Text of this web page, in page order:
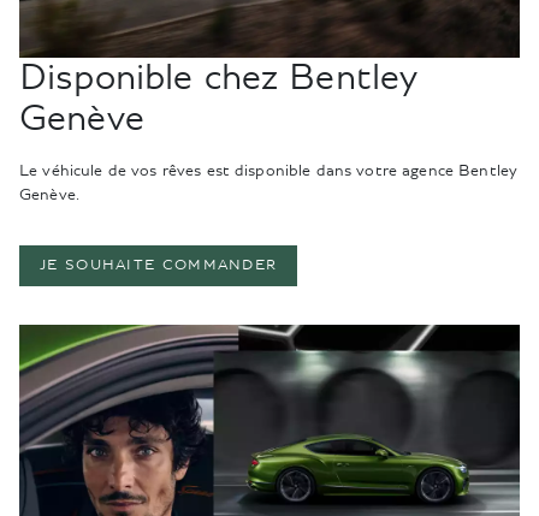
Disponible chez Bentley
Genève
Le véhicule de vos rêves est disponible dans votre agence Bentley
Genève.
JE SOUHAITE COMMANDER